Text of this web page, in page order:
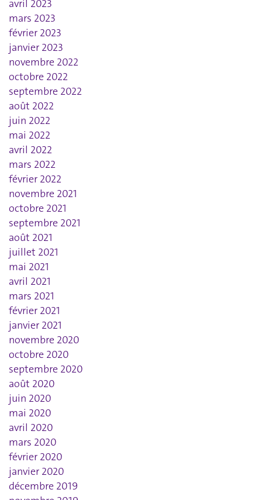
avril 2023
mars 2023
février 2023
janvier 2023
novembre 2022
octobre 2022
septembre 2022
août 2022
juin 2022
mai 2022
avril 2022
mars 2022
février 2022
novembre 2021
octobre 2021
septembre 2021
août 2021
juillet 2021
mai 2021
avril 2021
mars 2021
février 2021
janvier 2021
novembre 2020
octobre 2020
septembre 2020
août 2020
juin 2020
mai 2020
avril 2020
mars 2020
février 2020
janvier 2020
décembre 2019